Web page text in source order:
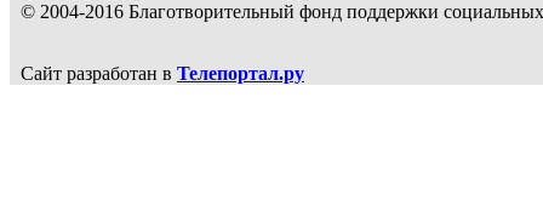
© 2004-2016 Благотворительный фонд поддержки
Сайт разработан в Телепортал.ру